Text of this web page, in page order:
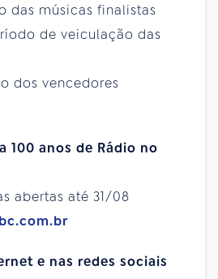
das músicas finalistas
de veiculação das
dos vencedores
100 anos de Rádio no
abertas até 31/08
e nas redes sociais